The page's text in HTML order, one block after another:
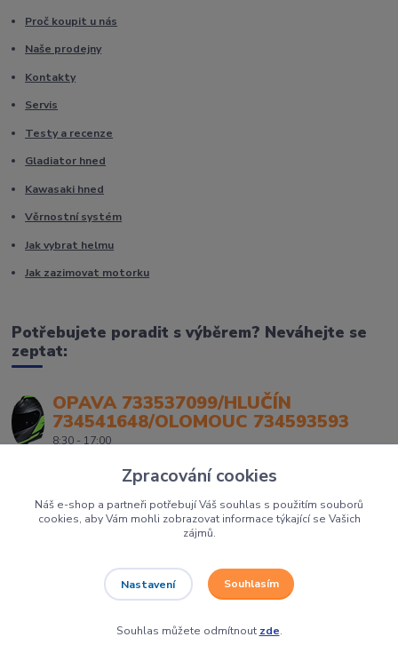
Proč koupit u nás
Naše prodejny
Kontakty
Servis
Testy a recenze
Gladiator hned
Kawasaki hned
Věrnostní systém
Jak vybrat helmu
Jak zazimovat motorku
Potřebujete poradit s výběrem? Neváhejte se
zeptat:
OPAVA 733537099/HLUČÍN
734541648/OLOMOUC 734593593
8:30 - 17:00
Největší prodejce motorek, čtyřkolek a skútrů na Severní Moravě to je
Vytvořeno na
Eshop-rychle.cz
Zpracování cookies
Náš e-shop a partneři potřebují Váš souhlas s použitím souborů
cookies, aby Vám mohli zobrazovat informace týkající se Vašich
zájmů.
Nastavení Souhlasím
Souhlas můžete odmítnout zde.